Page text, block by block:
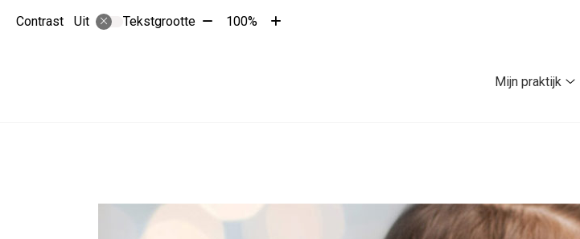
Contrast Uit Tekstgrootte Tekst100%
Tekst
Mijn praktijk